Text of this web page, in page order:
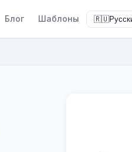
Блог Шаблоны 🇷🇺